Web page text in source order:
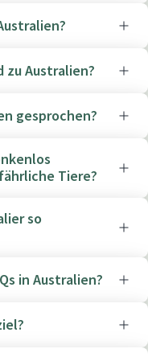
Australien?
gesprochen?
Tiere?
so
in Australien?